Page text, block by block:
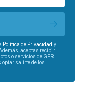
Política de Privacidad y
aceptas recibir
o servicios de GFR
optar salirte de los